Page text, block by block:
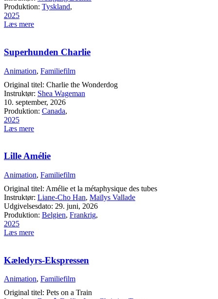
Produktion: Tyskland,
2025
Læs mere
Superhunden Charlie
Animation, Familiefilm
Original titel: Charlie the Wonderdog
Instruktør: Shea Wageman
10. september, 2026
Produktion: Canada,
2025
Læs mere
Lille Amélie
Animation, Familiefilm
Original titel: Amélie et la métaphysique des tubes
Instruktør: Liane-Cho Han, Maïlys Vallade
Udgivelsesdato: 29. juni, 2026
Produktion: Belgien, Frankrig,
2025
Læs mere
Kæledyrs-Ekspressen
Animation, Familiefilm
Original titel: Pets on a Train